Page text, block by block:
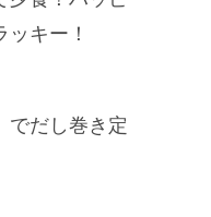
キー！
でだし巻き定